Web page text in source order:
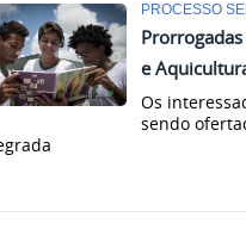
PROCESSO
e
Os
sendo